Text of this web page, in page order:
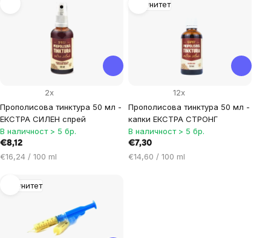
products
Прополисова тинктура 50 мл -
ЕКСТРА СИЛЕН спрей
2x
В наличност > 5 бр.
€8,12
Цена
мярка:
€16,24 / 100 ml
Имунитет
Прополисова тинктура 50 мл -
капки ЕКСТРА СТРОНГ
12x
В наличност > 5 бр.
€7,30
Цена
€14,60 / 100 ml
Имунитет